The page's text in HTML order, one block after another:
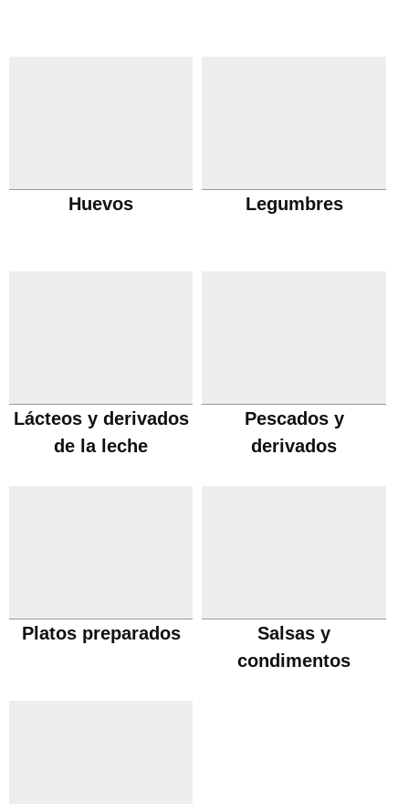
Huevos Legumbres
Lácteos y derivados
de la leche
Pescados y
derivados
Platos preparados
Salsas y
condimentos